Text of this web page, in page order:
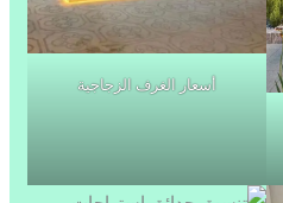
أسعار الغرف الزجاجية